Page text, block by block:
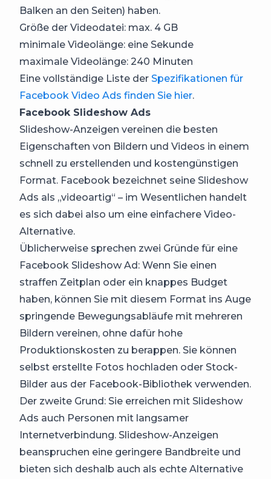
Balken an den Seiten) haben.
Größe der Videodatei: max. 4 GB
minimale Videolänge: eine Sekunde
maximale Videolänge: 240 Minuten
Eine vollständige Liste der Spezifikationen für
Facebook Video Ads finden Sie hier.
Facebook Slideshow Ads
Slideshow-Anzeigen vereinen die besten
Eigenschaften von Bildern und Videos in einem
schnell zu erstellenden und kostengünstigen
Format. Facebook bezeichnet seine Slideshow
Ads als „videoartig“ – im Wesentlichen handelt
es sich dabei also um eine einfachere Video-
Alternative.
Üblicherweise sprechen zwei Gründe für eine
Facebook Slideshow Ad: Wenn Sie einen
straffen Zeitplan oder ein knappes Budget
haben, können Sie mit diesem Format ins Auge
springende Bewegungsabläufe mit mehreren
Bildern vereinen, ohne dafür hohe
Produktionskosten zu berappen. Sie können
selbst erstellte Fotos hochladen oder Stock-
Bilder aus der Facebook-Bibliothek verwenden.
Der zweite Grund: Sie erreichen mit Slideshow
Ads auch Personen mit langsamer
Internetverbindung. Slideshow-Anzeigen
beanspruchen eine geringere Bandbreite und
bieten sich deshalb auch als echte Alternative